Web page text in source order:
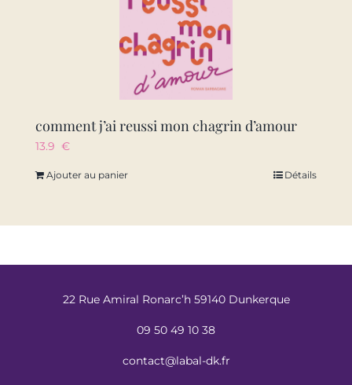
comment j’ai reussi mon chagrin d’amour
13.9 €
Ajouter au panier Détails
22 Rue Amiral Ronarc’h 59140 Dunkerque
09 50 49 10 38
contact@labal-dk.fr